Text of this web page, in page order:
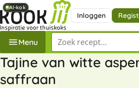
Inloggen
Menu Zoek een recept
Tajine van witte
saffraan
AI-kok
AI-kok
AI-kok
AI-kok